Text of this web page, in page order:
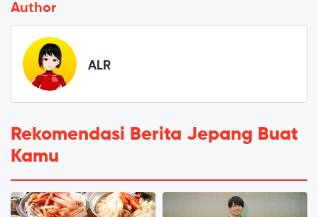
Author
ALR
Rekomendasi Berita Jepang Buat
Kamu